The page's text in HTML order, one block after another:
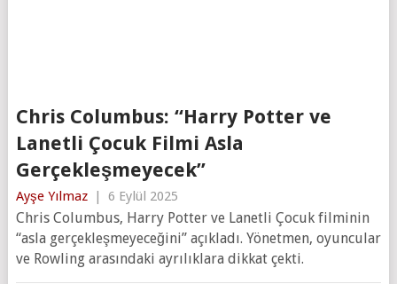
Chris Columbus: “Harry Potter ve
Lanetli Çocuk Filmi Asla
Gerçekleşmeyecek”
Ayşe Yılmaz | 6 Eylül 2025
Chris Columbus, Harry Potter ve Lanetli Çocuk filminin
“asla gerçekleşmeyeceğini” açıkladı. Yönetmen, oyuncular
ve Rowling arasındaki ayrılıklara dikkat çekti.